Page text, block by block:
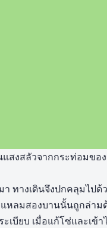
สงสลัวจากกระท่อมขอ
ทางเดินจึงปกคลุมไปด้
หลมสองบานนั้นถูกล่าม
เบียบ เมื่อแก้โซ่และเข้